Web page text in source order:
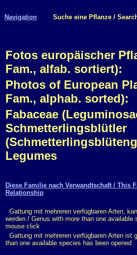
Navigation Suche eine Pflanze /
Fotos europäischer
Fam., alfab. sortiert):
Photos of European
Fam., alphab. sorted):
Fabaceae
Schmetterlingsblütler
Legumes
Diese Familie nach Verwandtschaft / This
Relationship
Gattung mit mehreren verfügbaren Arten,
werden / Genus with more than one available
mouse click
Gattung mit mehreren verfügbaren Arten ist
than one available species has been opened